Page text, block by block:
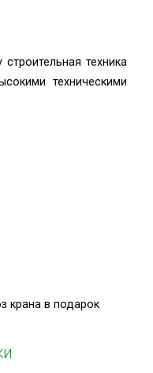
техника
техническими
крана в подарок